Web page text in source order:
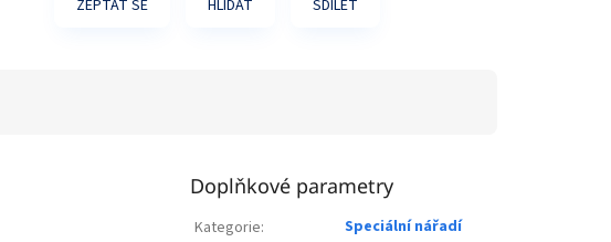
ZEPTAT SE HLÍDAT SDÍLET
Doplňkové parametry
Kategorie:
Speciální nářadí